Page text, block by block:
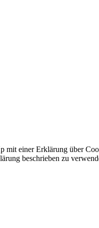
mit einer Erklärung über
beschrieben zu